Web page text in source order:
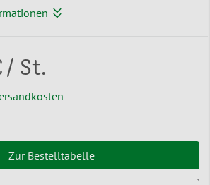
/ St.
Zur Bestelltabelle